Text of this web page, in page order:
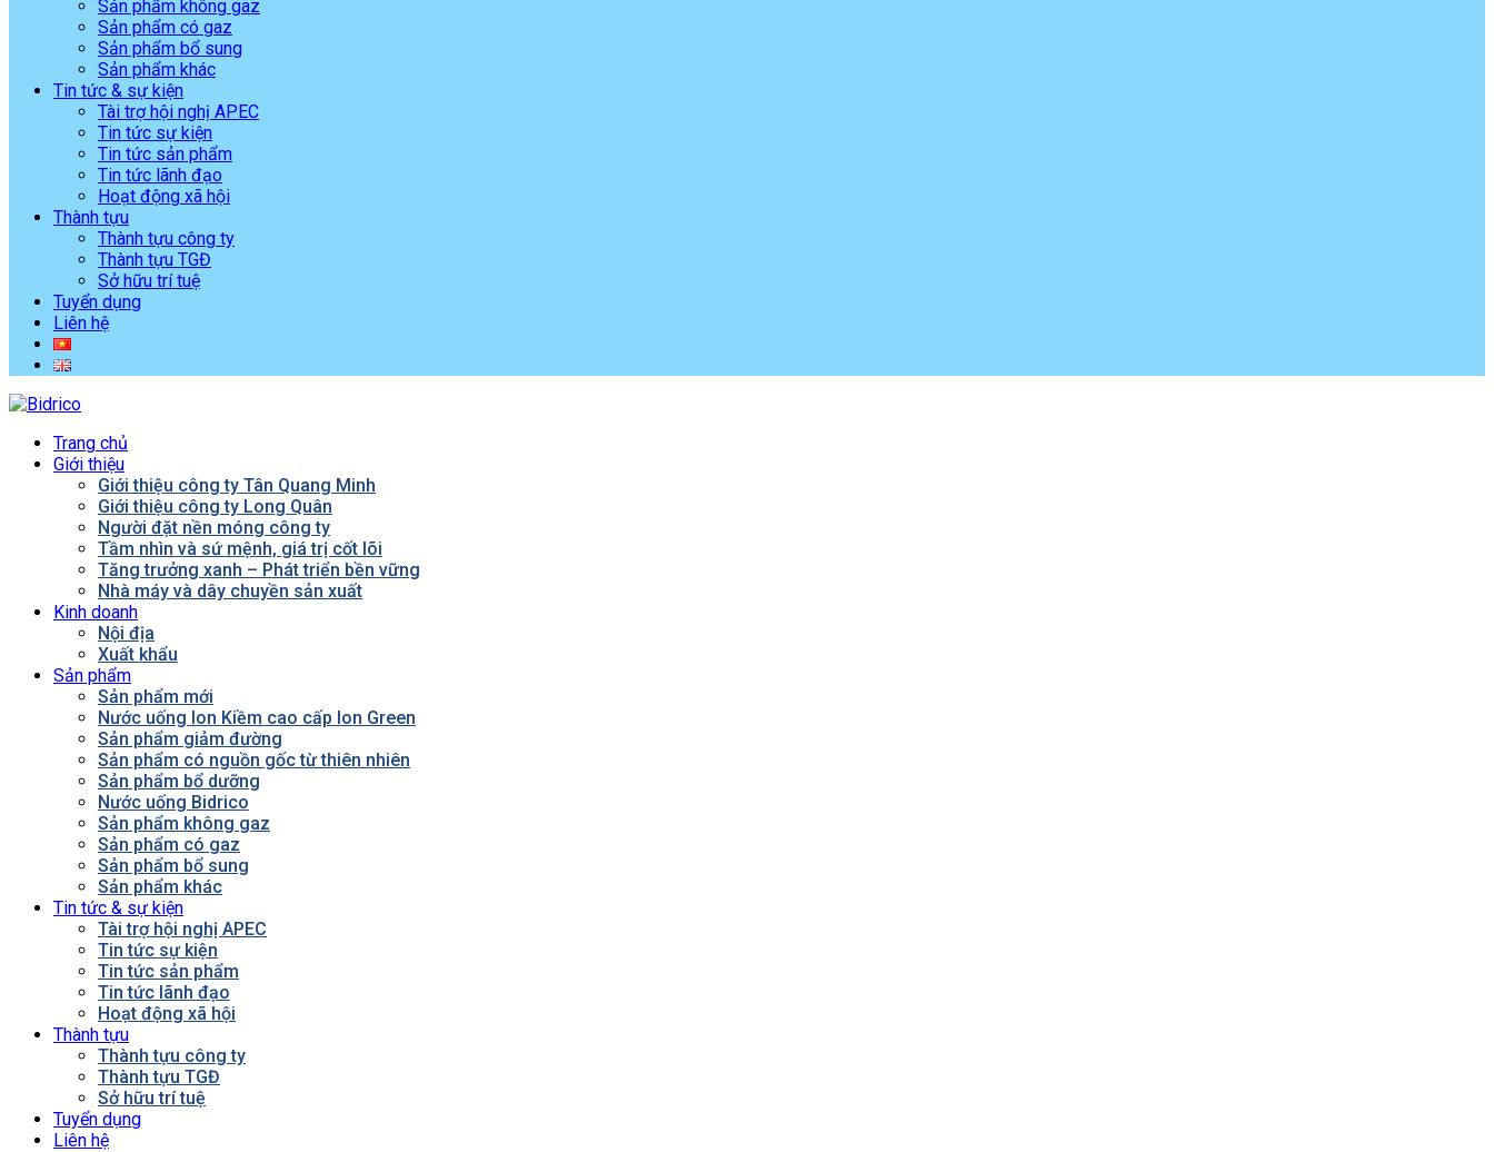
Sản phẩm không gaz
Sản phẩm có gaz
Sản phẩm bổ sung
Sản phẩm khác
Tin tức & sự kiện
Tài trợ hội nghị APEC
Tin tức sự kiện
Tin tức sản phẩm
Tin tức lãnh đạo
Hoạt động xã hội
Thành tựu
Thành tựu công ty
Thành tựu TGĐ
Sở hữu trí tuệ
Tuyển dụng
Liên hệ
Trang chủ
Giới thiệu
Giới thiệu công ty Tân Quang Minh
Giới thiệu công ty Long Quân
Người đặt nền móng công ty
Tầm nhìn và sứ mệnh, giá trị cốt lõi
Tăng trưởng xanh – Phát triển bền vững
Nhà máy và dây chuyền sản xuất
Kinh doanh
Nội địa
Xuất khẩu
Sản phẩm
Sản phẩm mới
Nước uống Ion Kiềm cao cấp Ion Green
Sản phẩm giảm đường
Sản phẩm có nguồn gốc từ thiên nhiên
Sản phẩm bổ dưỡng
Nước uống Bidrico
Sản phẩm không gaz
Sản phẩm có gaz
Sản phẩm bổ sung
Sản phẩm khác
Tin tức & sự kiện
Tài trợ hội nghị APEC
Tin tức sự kiện
Tin tức sản phẩm
Tin tức lãnh đạo
Hoạt động xã hội
Thành tựu
Thành tựu công ty
Thành tựu TGĐ
Sở hữu trí tuệ
Tuyển dụng
Liên hệ